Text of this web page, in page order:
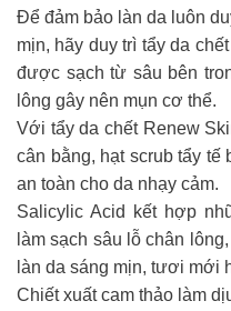
Để đảm bảo làn da luôn
mịn, hãy duy trì tẩy da
được sạch từ sâu bên
lông gây nên mụn cơ thể.
Với tẩy da chết Renew
cân bằng, hạt scrub tẩy tế
an toàn cho da nhạy cảm.
Salicylic Acid kết hợp
làm sạch sâu lỗ chân
làn da sáng mịn, tươi mới
Chiết xuất cam thảo làm